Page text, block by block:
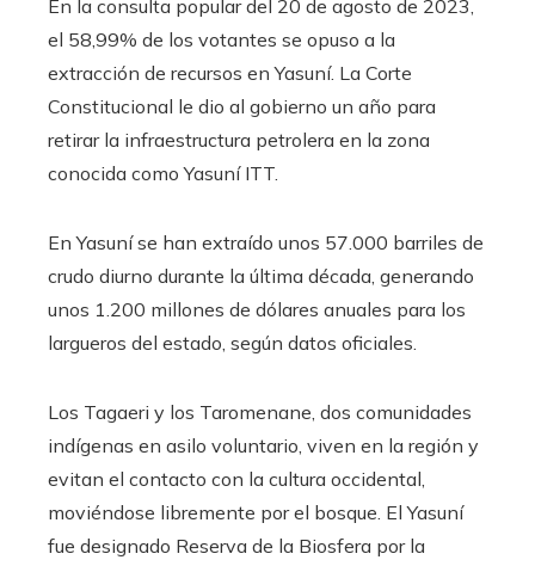
En la consulta popular del 20 de agosto de 2023,
el 58,99% de los votantes se opuso a la
extracción de recursos en Yasuní. La Corte
Constitucional le dio al gobierno un año para
retirar la infraestructura petrolera en la zona
conocida como Yasuní ITT.
En Yasuní se han extraído unos 57.000 barriles de
crudo diurno durante la última década, generando
unos 1.200 millones de dólares anuales para los
largueros del estado, según datos oficiales.
Los Tagaeri y los Taromenane, dos comunidades
indígenas en asilo voluntario, viven en la región y
evitan el contacto con la cultura occidental,
moviéndose libremente por el bosque. El Yasuní
fue designado Reserva de la Biosfera por la